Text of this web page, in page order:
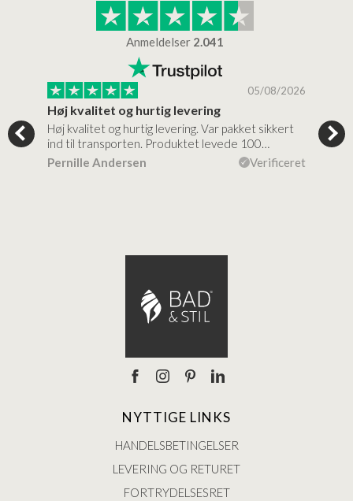
Anmeldelser 2.041
05/08/2026
Høj kvalitet og hurtig levering
Høj kvalitet og hurtig levering. Var pakket sikkert
ind til transporten. Produktet levede 100…
Pernille Andersen
Verificeret
NYTTIGE LINKS
HANDELSBETINGELSER
LEVERING OG RETURET
FORTRYDELSESRET